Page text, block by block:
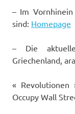
– Im
sind: Homepage
– Die
Griechenland,
«
Occupy Wall